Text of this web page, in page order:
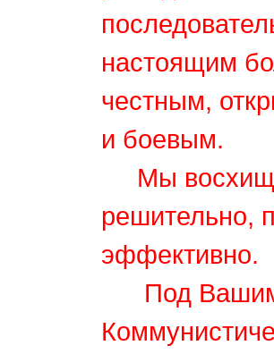
настоящим
честным,
и боевым.
Мы
решительно,
эффективно.
Под Вашим